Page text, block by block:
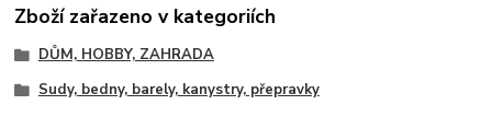
Zboží zařazeno v kategoriích
DŮM, HOBBY, ZAHRADA
Sudy, bedny, barely, kanystry, přepravky